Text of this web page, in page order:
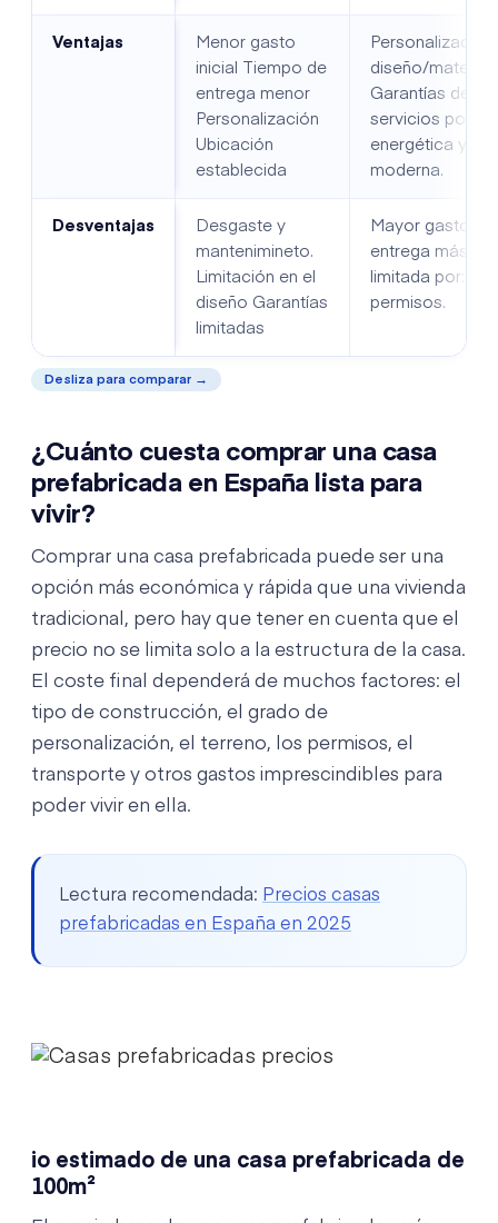
Ventajas
Menor gasto
inicial Tiempo de
entrega menor
Personalización
Ubicación
establecida
Personalización
diseño/
Garantías del
servicios
energética y
moderna.
Desventajas
Desgaste y
mantenimineto.
Limitación en el
diseño Garantías
limitadas
Mayor gasto
entrega más
limitada por:
permisos.
Desliza para comparar →
¿Cuánto cuestacomprar una casa
prefabricada en España lista para
vivir?
Comprar una casa prefabricada puede ser una
opción más económica y rápida que una vivienda
tradicional, pero hay que tener en cuenta que el
precio no se limita solo a la estructura de la casa.
El coste final dependerá de muchos factores: el
tipo de construcción, el grado de
personalización, el terreno, los permisos, el
transporte y otros gastos imprescindibles para
poder vivir en ella.
Lectura recomendada: Precios casas
prefabricadas en España en 2025
io estimado de una casa prefabricada de
100m²